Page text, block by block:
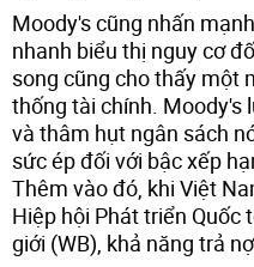
Moody's cũng nhấn
nhanh biểu thị nguy cơ
song cũng cho thấy một
thống tài chính. Moody's
và thâm hụt ngân sách
sức ép đối với bậc xếp
Thêm vào đó, khi Việt
Hiệp hội Phát triển Quốc
giới (WB), khả năng trả